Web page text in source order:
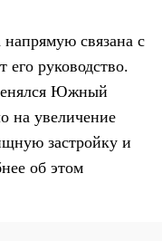
напрямую связана с
его руководство.
Южный
на увеличение
застройку и
об этом